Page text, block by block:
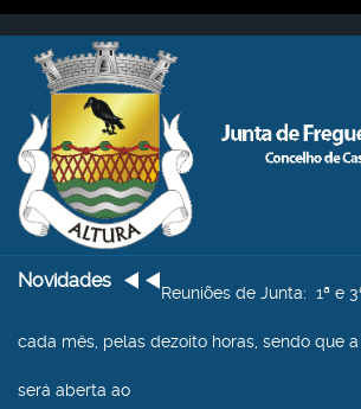
Novidades
Reuniões de Junta: 1ª e
cada mês, pelas dezoito horas, sendo que
será aberta ao